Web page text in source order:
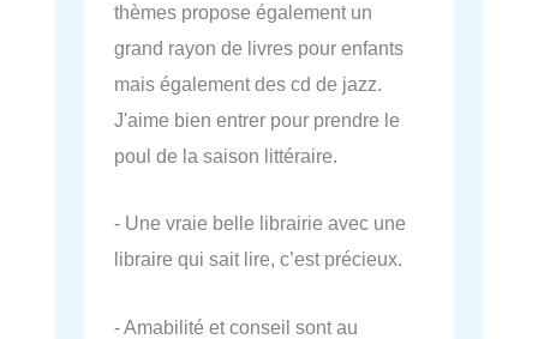
thèmes propose également un
grand rayon de livres pour enfants
mais également des cd de jazz.
J'aime bien entrer pour prendre le
poul de la saison littéraire.
- Une vraie belle librairie avec une
libraire qui sait lire, c’est précieux.
- Amabilité et conseil sont au